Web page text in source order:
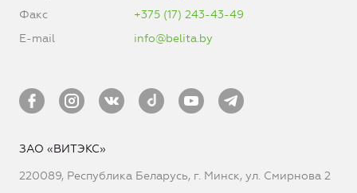
Факс
+375 (17) 243-43-49
E-mail
info@belita.by
ЗАО «ВИТЭКС»
220089, Республика Беларусь, г. Минск, ул. Смирнова 2